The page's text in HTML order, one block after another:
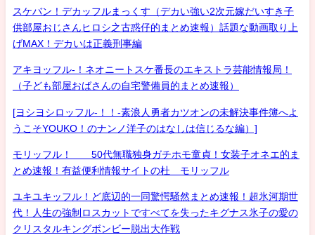
スケバン！デカッフルまっくす（デカい強い2次元嫁だいすき子
供部屋おじさんヒロシ之古惑仔的まとめ速報）話題な動画取り上
げMAX！デカいは正義刑事編
アキヨッフル-！ネオニートスケ番長のエキストラ芸能情報局！
（子ども部屋おばさんの自宅警備員的まとめ速報）
[ヨシヨシロッフル-！！-素浪人勇者カツオンの未解決事件簿へよ
うこそYOUKO！のナンノ洋子のはなしは信じるな編）]
モリッフル！ 50代無職独身ガチホモ童貞！女装子オネエ的ま
とめ速報！有益便利情報サイトの杜 モリッフル
ユキユキッフル！ど底辺的一同驚愕騒然まとめ速報！超氷河期世
代！人生の強制ロスカットですべてを失ったキグナス氷子の愛の
クリスタルキングボンビー脱出大作戦